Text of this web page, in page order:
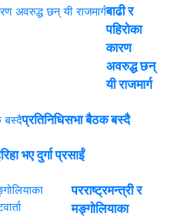
बाढी र
पहिरोका
कारण
अवरुद्ध छन्
यी राजमार्ग
प्रतिनिधिसभा बैठक बस्दै
रिहा भए दुर्गा प्रसाईं
परराष्ट्रमन्त्री र
मङ्गोलियाका